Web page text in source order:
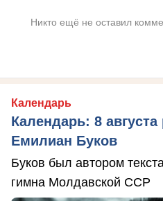
Никто ещё не оставил
Календарь
Календарь: 8
Емилиан Буков
Буков был автором
гимна Молдавской ССР